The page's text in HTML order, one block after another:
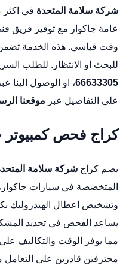
شركة سلامة المتحدة في
عامة جاكوار مع توفير فريق
وقت قياسي. هذه الخدمة تضمن
للبحث او الانتظار. للطلب
66633305، او الوصول الينا
على التفاصيل عبر موقعنا
كراج فحص كمبيوتر
يضم كراج شركة سلامة
المتخصصة في سيارات جاكوار،
وتشخيص اعطال الهيدروليك
يساعد الفحص في تحديد
مما يوفر الوقت والتكاليف
محترفين قادرين على التعامل